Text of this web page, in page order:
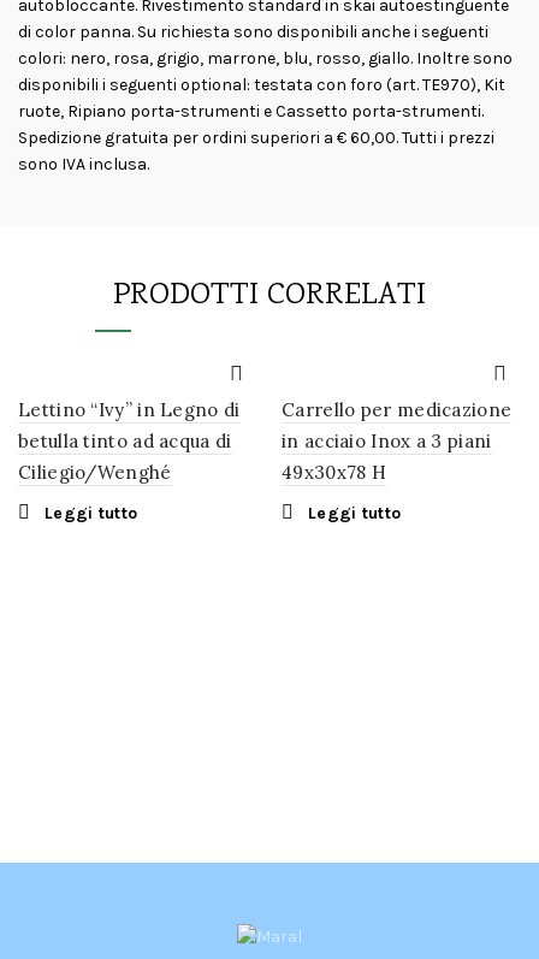
autobloccante. Rivestimento standard in skai autoestinguente
di color panna. Su richiesta sono disponibili anche i seguenti
colori: nero, rosa, grigio, marrone, blu, rosso, giallo. Inoltre sono
disponibili i seguenti optional: testata con foro (art. TE970), Kit
ruote, Ripiano porta-strumenti e Cassetto porta-strumenti.
Spedizione gratuita per ordini superiori a € 60,00. Tutti i prezzi
sono IVA inclusa.
PRODOTTI CORRELATI
Lettino “Ivy” in Legno di
betulla tinto ad acqua di
Ciliegio/Wenghé
Leggi tutto
Carrello per medicazione
in acciaio Inox a 3 piani
49x30x78 H
Leggi tutto